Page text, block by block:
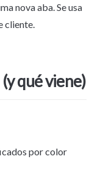
nova aba. Se usa
cliente.
qué viene)
por color